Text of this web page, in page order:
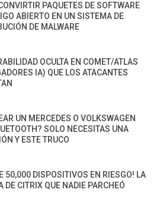
PAQUETES DE SOFTWARE
ABIERTO EN UN SISTEMA DE
DE MALWARE
OCULTA EN COMET/ATLAS
IA) QUE LOS ATACANTES
UN MERCEDES O VOLKSWAGEN
SOLO NECESITAS UNA
Y ESTE TRUCO
50,000 DISPOSITIVOS EN RIESGO! LA
DE CITRIX QUE NADIE PARCHEÓ